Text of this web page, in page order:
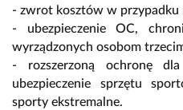
- zwrot kosztów w przypadku
- ubezpieczenie OC,
wyrządzonych osobom
- rozszerzoną ochronę
ubezpieczenie sprzętu
sporty ekstremalne.